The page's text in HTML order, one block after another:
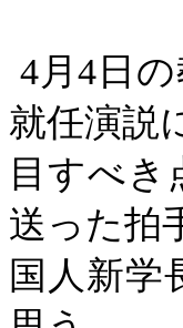
4月4 日
就任演説
目すべ
送った拍
国人新